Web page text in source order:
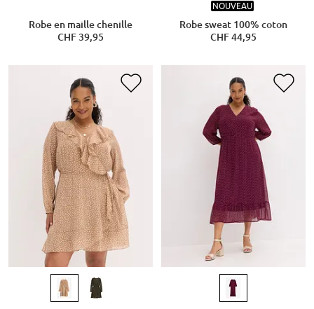
Robe en maille chenille
CHF 39,95
NOUVEAU
Robe sweat 100% coton
CHF 44,95